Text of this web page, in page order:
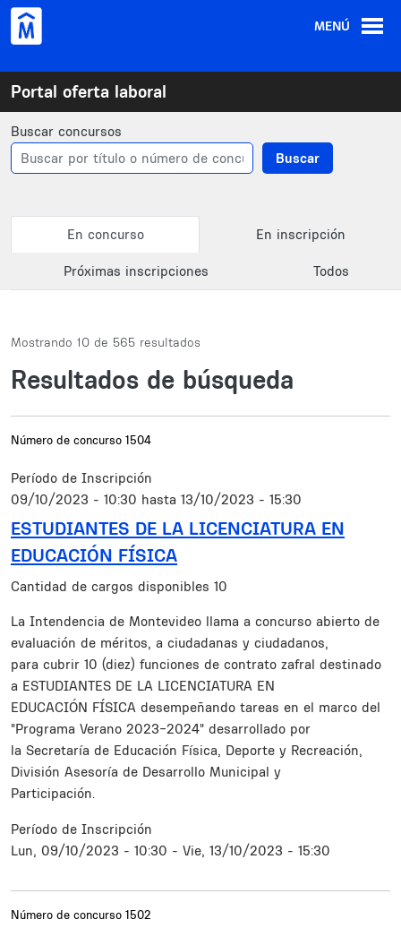
Pasar al contenido principal
MENÚ
Portal oferta laboral
Buscar concursos
Buscar
Primary tabs
En concurso En inscripción
Próximas inscripciones Todos
Mostrando 10 de 565 resultados
Resultados de búsqueda
Número de concurso 1504
Período de Inscripción
09/10/2023 - 10:30 hasta 13/10/2023 - 15:30
ESTUDIANTES DE LA LICENCIATURA EN
EDUCACIÓN FÍSICA
Cantidad de cargos disponibles 10
Resumen
La Intendencia de Montevideo llama a concurso abierto de
evaluación de méritos, a ciudadanas y ciudadanos,
para cubrir 10 (diez) funciones de contrato zafral destinado
a ESTUDIANTES DE LA LICENCIATURA EN
EDUCACIÓN FÍSICA desempeñando tareas en el marco del
"Programa Verano 2023-2024" desarrollado por
la Secretaría de Educación Física, Deporte y Recreación,
División Asesoría de Desarrollo Municipal y
Participación.
Período de Inscripción
Lun, 09/10/2023 - 10:30 - Vie, 13/10/2023 - 15:30
Número de concurso 1502